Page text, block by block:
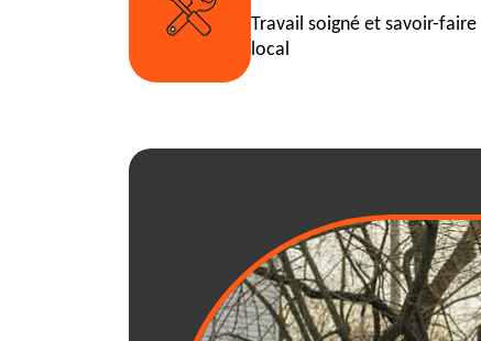
Travail soigné et savoir-faire
local
{city}:
déchets grâce
adaptées